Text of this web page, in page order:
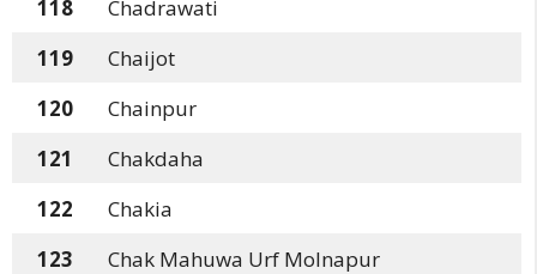
118
Chadrawati
119
Chaijot
120
Chainpur
121
Chakdaha
122
Chakia
123
Chak Mahuwa Urf Molnapur